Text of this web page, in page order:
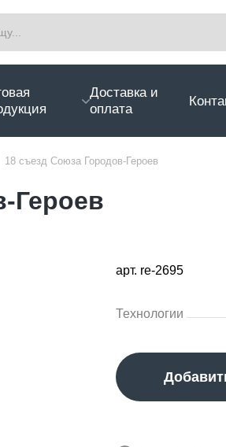
Доставка и
оплата
18 съезд Союза Городов-Героев
Героев
арт. re-2695
Технологии